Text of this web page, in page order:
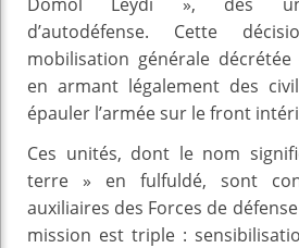
d’autodéfense. Cette
mobilisation générale
en armant légalement des
épauler l’armée sur le front
Ces unités, dont le nom
terre » en fulfuldé, sont
auxiliaires des Forces de
mission est triple :